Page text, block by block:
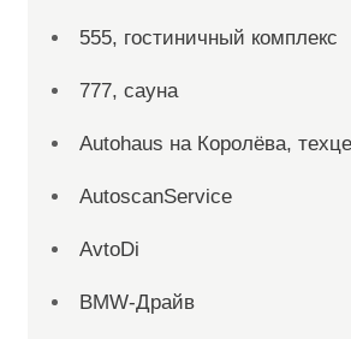
555, гостиничный комплекс
777, сауна
Autohaus на Королёва,
AutoscanService
AvtoDi
BMW-Драйв